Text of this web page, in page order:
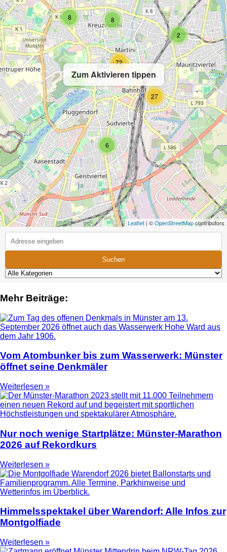
Zum Aktivieren tippen
2
8
6
8
27
5
72
Leaflet | ©OpenStreetMapcontributors
Suchen
Mehr Beiträge:
Vom Atombunker bis zum Wasserwerk: Münster
öffnet seine Denkmäler
Weiterlesen »
Nur noch wenige Startplätze: Münster-Marathon
2026 auf Rekordkurs
Weiterlesen »
Himmelsspektakel über Warendorf: Alle Infos zur
Montgolfiade
Weiterlesen »